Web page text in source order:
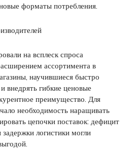
форматы потребления.
на всплеск спроса
ассортимента в
научившиеся быстро
внедрять гибкие ценовые
преимущество. Для
необходимость наращивать
цепочки поставок: дефицит
логистики могли